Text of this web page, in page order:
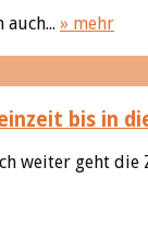
» mehr
bis in
weiter geht die